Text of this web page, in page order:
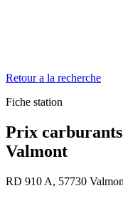
Retour a la recherche
Fiche station
Prix carburants
Valmont
RD 910 A, 57730